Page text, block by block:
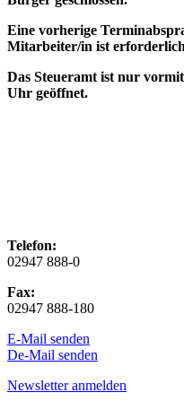
Eine vorherige
Mitarbeiter/in ist
Das Steueramt ist nur
Uhr geöffnet.
Telefon:
02947 888-0
Fax:
02947 888-180
E-Mail senden
De-Mail senden
Newsletter anmelden